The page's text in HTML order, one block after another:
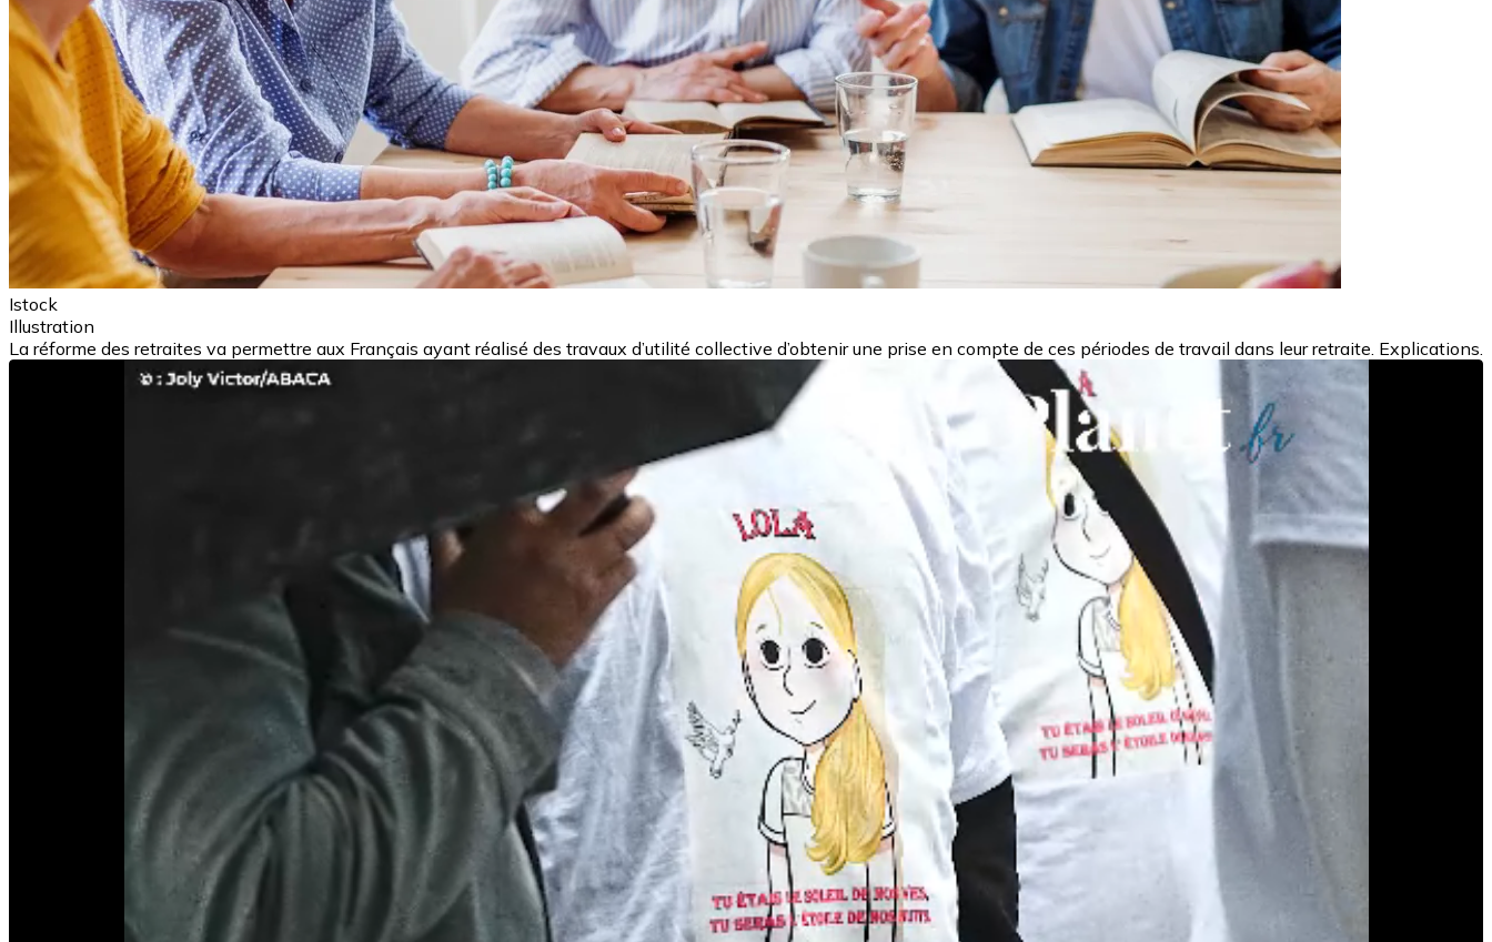
Istock
Illustration
La réforme des retraites va permettre aux Français ayant réalisé des travaux d’utilité collective d’obtenir une prise en compte de ces périodes de travail dans leur retraite. Explications.